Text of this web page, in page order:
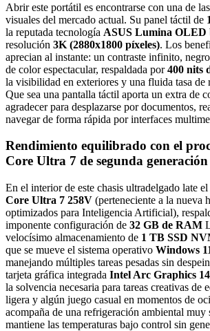
Abrir este portátil es encontrarse con una de
visuales del mercado actual. Su panel táctil de
la reputada tecnología ASUS Lumina OLED
resolución 3K (2880x1800 píxeles). Los
aprecian al instante: un contraste infinito,
de color espectacular, respaldada por400 nits
la visibilidad en exteriores y una fluida tasa de
Que sea una pantalla táctil aporta un extra de
agradecer para desplazarse por documentos,
navegar de forma rápida por interfaces
Rendimiento equilibrado con el
Core Ultra 7 de segunda generación
En el interior de este chasis ultradelgado late
Core Ultra 7 258V (perteneciente a la nueva
optimizados para Inteligencia Artificial),
imponente configuración de 32 GB de RAM
velocísimo almacenamiento de 1 TB SSD
que se mueve el sistema operativo Windows
manejando múltiples tareas pesadas sin
tarjeta gráfica integrada Intel Arc Graphics
la solvencia necesaria para tareas creativas de
ligera y algún juego casual en momentos de
acompaña de una refrigeración ambiental muy
mantiene las temperaturas bajo control sin